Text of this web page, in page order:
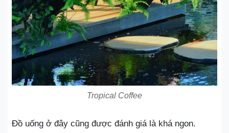
Tropical Coffee
Đồ uống ở đây cũng được đánh giá là khá ngon.